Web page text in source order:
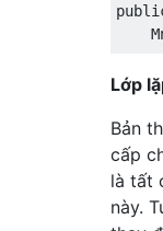
Lớp
Bản
cấp
là tất
này.